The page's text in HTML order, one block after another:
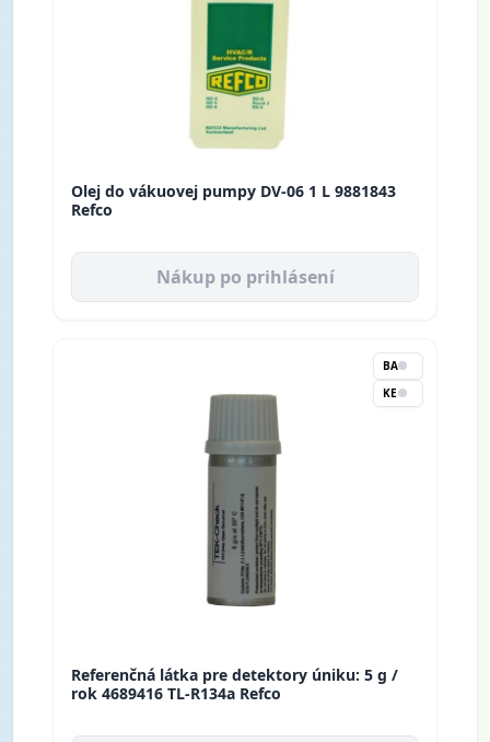
Olej do vákuovej pumpy DV-06 1 L 9881843
Refco
Nákup po prihlásení
BA
KE
Referenčná látka pre detektory úniku: 5 g /
rok 4689416 TL-R134a Refco